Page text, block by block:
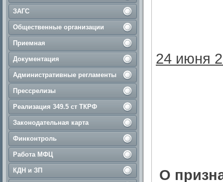
ЗАГС
Общественные организации
Приемная
Документация
Административные регламенты
Прессрелизы
Реализация 349.5 ст ТКРФ
Законодательная карта
Финконтроль
Работа МФЦ
КДН и ЗП
24 июня
О